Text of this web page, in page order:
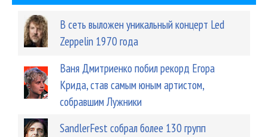
В сеть выложен уникальный концерт Led
Zeppelin 1970 года
Ваня Дмитриенко побил рекорд Егора
Крида, став самым юным артистом,
собравшим Лужники
SandlerFest собрал более 130 групп